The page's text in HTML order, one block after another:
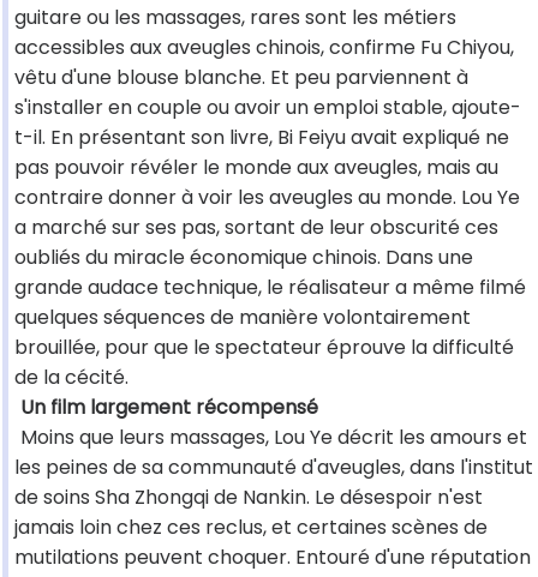
guitare ou les massages, rares sont les métiers
accessibles aux aveugles chinois, confirme Fu Chiyou,
vêtu d'une blouse blanche. Et peu parviennent à
s'installer en couple ou avoir un emploi stable, ajoute-
t-il. En présentant son livre, Bi Feiyu avait expliqué ne
pas pouvoir révéler le monde aux aveugles, mais au
contraire donner à voir les aveugles au monde. Lou Ye
a marché sur ses pas, sortant de leur obscurité ces
oubliés du miracle économique chinois. Dans une
grande audace technique, le réalisateur a même filmé
quelques séquences de manière volontairement
brouillée, pour que le spectateur éprouve la difficulté
de la cécité.
Un film largement récompensé
Moins que leurs massages, Lou Ye décrit les amours et
les peines de sa communauté d'aveugles, dans l'institut
de soins Sha Zhongqi de Nankin. Le désespoir n'est
jamais loin chez ces reclus, et certaines scènes de
mutilations peuvent choquer. Entouré d'une réputation